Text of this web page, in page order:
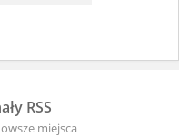
RSS
miejsca